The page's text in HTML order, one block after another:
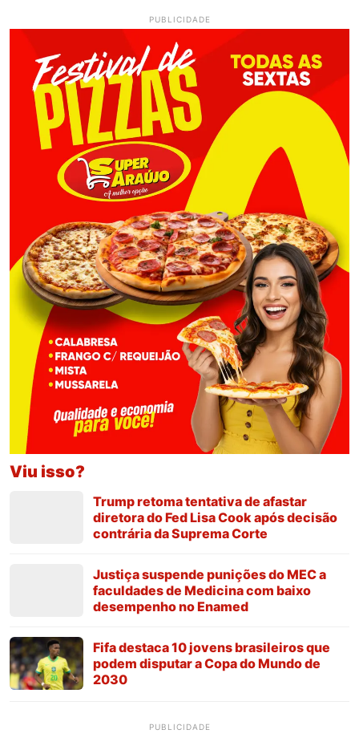
PUBLICIDADE
Viu isso?
Trump retoma tentativa de afastar
diretora do Fed Lisa Cook após decisão
contrária da Suprema Corte
Justiça suspende punições do MEC a
faculdades de Medicina com baixo
desempenho no Enamed
Fifa destaca 10 jovens brasileiros que
podem disputar a Copa do Mundo de
2030
PUBLICIDADE